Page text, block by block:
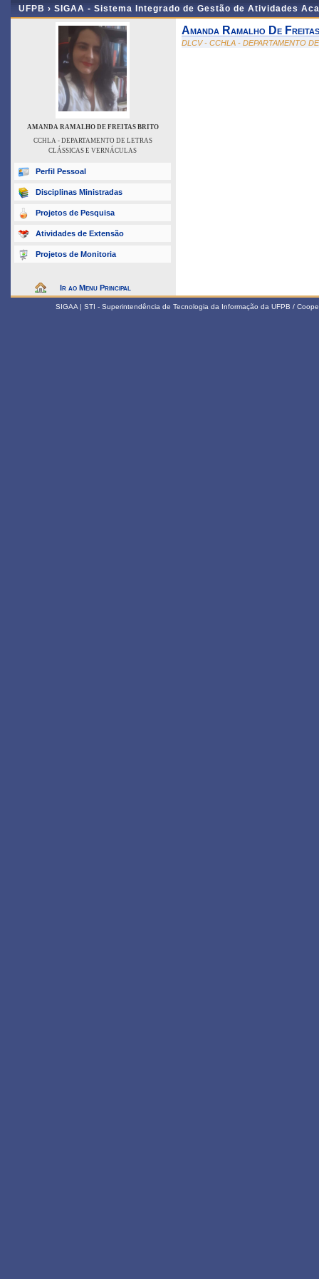
UFPB › SIGAA - Sistema Integrado de Gestão de Atividades
AMANDA RAMALHO DE FREITAS BRITO
CCHLA - DEPARTAMENTO DE LETRAS
CLÁSSICAS E VERNÁCULAS
Perfil Pessoal
Disciplinas Ministradas
Projetos de Pesquisa
Atividades de Extensão
Projetos de Monitoria
Ir ao Menu Principal
Amanda Ramalho De
DLCV - CCHLA - DEPARTAMENTO
SIGAA | STI - Superintendência de Tecnologia da Informação da UFPB /